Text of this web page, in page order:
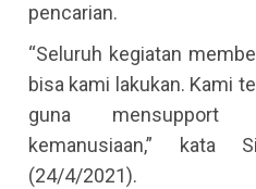
pencarian.
“Seluruh kegiatan
bisa kami lakukan. Kami
guna mensupport
kemanusiaan,”
(24/4/2021).